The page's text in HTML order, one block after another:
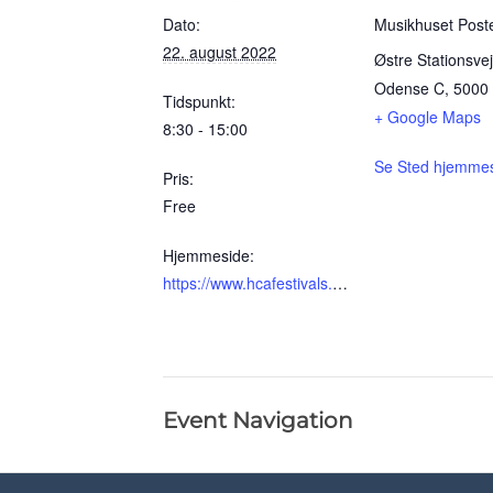
Dato:
22. august 2022
Tidspunkt:
8:30 - 15:00
Pris:
Free
Hjemmeside:
https://www.hcafestivals.dk/skoler-institutioner/skoleprogram/at-skrive-er-at-leve-de-unges-poetry-slam-mesters-48091
Musikhuset
Østre
Odense C, 5000
+ Google Maps
Se Sted
Event Navigation